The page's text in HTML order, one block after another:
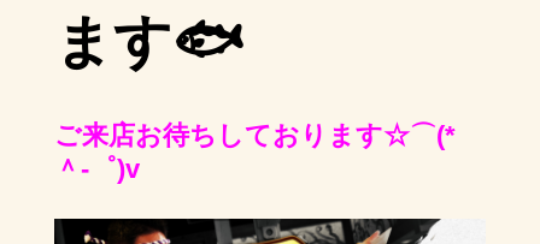
ます🐟
ご来店お待ちしております☆⌒(*
＾-゜)v